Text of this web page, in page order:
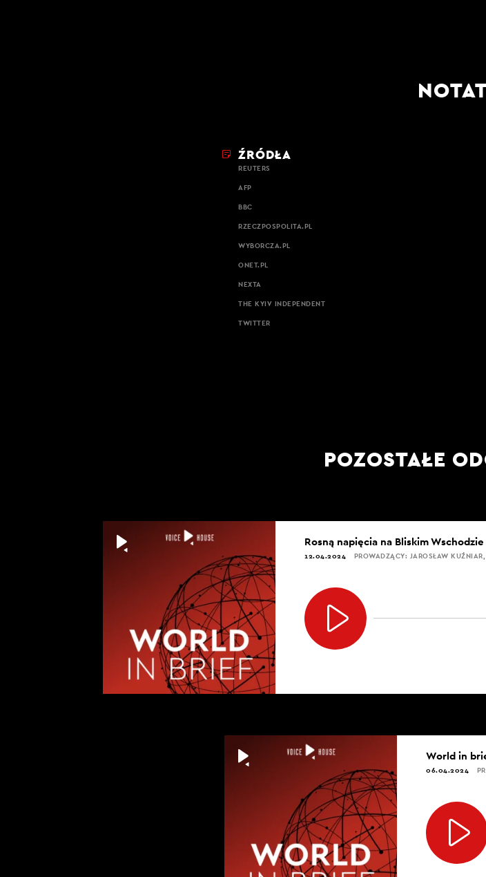
ŹRÓDŁA
REUTERS
AFP
BBC
RZECZPOSPOLITA.PL
WYBORCZA.PL
ONET.PL
NEXTA
THE KYIV INDEPENDENT
TWITTER
POZOSTAŁE
Rosną napięcia na Bliskim
12.04.2024 PROWADZĄCY: JAROSŁAW
World in
06.04.2024